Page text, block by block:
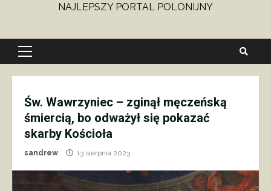
NAJLEPSZY PORTAL POLONIJNY
Primary
Św. Wawrzyniec – zginął męczeńską
śmiercią, bo odważył się pokazać
skarby Kościoła
sandrew 13 sierpnia 2023